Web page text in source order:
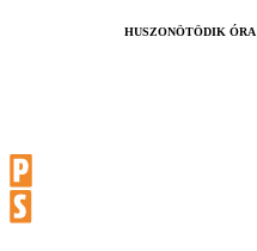
HUSZONÖTÖDIK ÓRA